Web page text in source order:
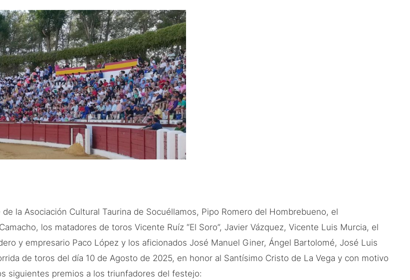
la Asociación Cultural Taurina de Socuéllamos, Pipo Romero del Hombrebueno, el
los matadores de toros Vicente Ruíz “El Soro”, Javier Vázquez, Vicente Luis Murcia, el
y empresario Paco López y los aficionados José Manuel Giner, Ángel Bartolomé, José Luis
de toros del día 10 de Agosto de 2025, en honor al Santísimo Cristo de La Vega y con motivo
siguientes premios a los triunfadores del festejo: